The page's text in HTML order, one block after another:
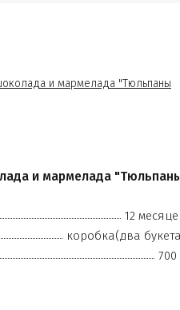
и мармелада
12
коробка(два
700